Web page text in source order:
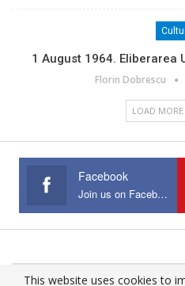
1 August 1964. Eliberarea
Florin Dobrescu
LOAD
Facebook
Join us on Facebook
This website uses cookies to